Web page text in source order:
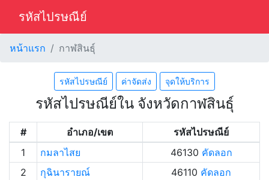
รหัสไปรษณีย์
หน้าแรก กาฬสินธุ์
รหัสไปรษณีย์ ค่าจัดส่ง จุดให้บริการ
รหัสไปรษณีย์ใน จังหวัดกาฬสินธุ์
# อำเภอ/เขต
รหัสไปรษณีย์
1
กมลาไสย 46130 คัดลอก
2
กุฉินารายณ์ 46110 คัดลอก